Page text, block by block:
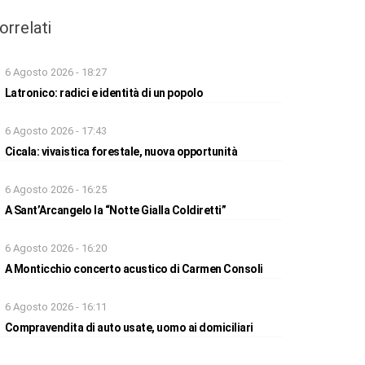
6 Agosto 2026 - 18:27
Latronico: radici e identità di un popolo
6 Agosto 2026 - 17:43
Cicala: vivaistica forestale, nuova opportunità
6 Agosto 2026 - 16:25
A Sant’Arcangelo la “Notte Gialla Coldiretti”
6 Agosto 2026 - 16:20
A Monticchio concerto acustico di Carmen Consoli
6 Agosto 2026 - 16:11
Compravendita di auto usate, uomo ai domiciliari